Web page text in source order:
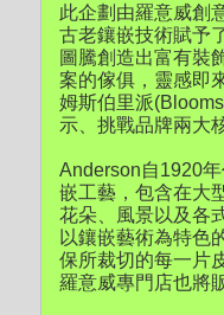
此企劃由羅意威創
古老鑲嵌技術賦予
圖騰創造出富有裝
案的傢俱，靈感即
姆斯伯里派
示、挑戰品牌兩大
Anderson自1920
嵌工藝，包含在大
花朵、風景以及各
以鑲嵌藝術為特色
保所裁切的每一片
羅意威專門店也將